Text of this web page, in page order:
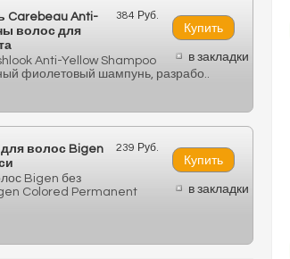
в закладки
384 Руб.
Anti-
волос для
Anti-Yellow Shampoo
фиолетовый шампунь, разрабо..
в закладки
239 Руб.
для волос Bigen
Bigen без
Colored Permanent